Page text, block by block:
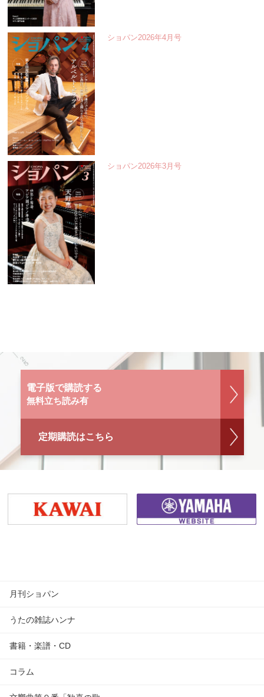
ショパン2026年4月号
ショパン2026年3月号
電子版で購読する
無料立ち読み有
定期購読はこちら
月刊ショパン
うたの雑誌ハンナ
書籍・楽譜・CD
コラム